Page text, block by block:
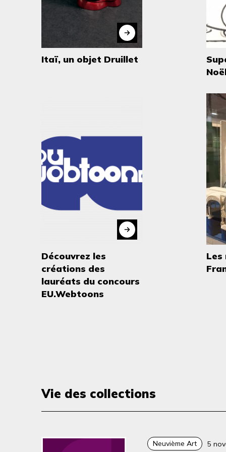
Itaï, un objet Druillet
Découvrez les
créations des
lauréats du concours
EU.Webtoons
Les
Vie des collections
Neuvième Art 5